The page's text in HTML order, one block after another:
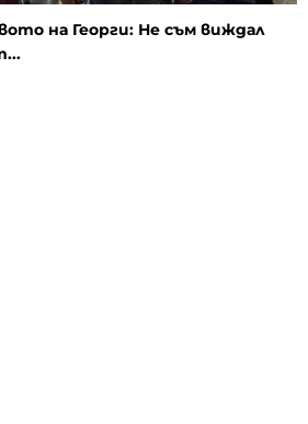
на Георги: Не съм виждал